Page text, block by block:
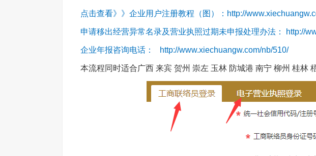
点击查看》》企业用户注册教程（图）：http://
申请移出经营异常名录及营业执照过期未申报处理办法：
企业年报咨询电话： http://www.xiechuangw.com/nb/510/
本流程同时适合广西 来宾 贺州 崇左 玉林 防城港 南宁 柳州 桂林